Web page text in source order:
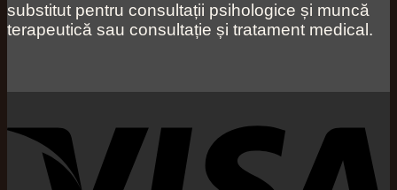
substitut pentru consultații psihologice și muncă
terapeutică sau consultație și tratament medical.